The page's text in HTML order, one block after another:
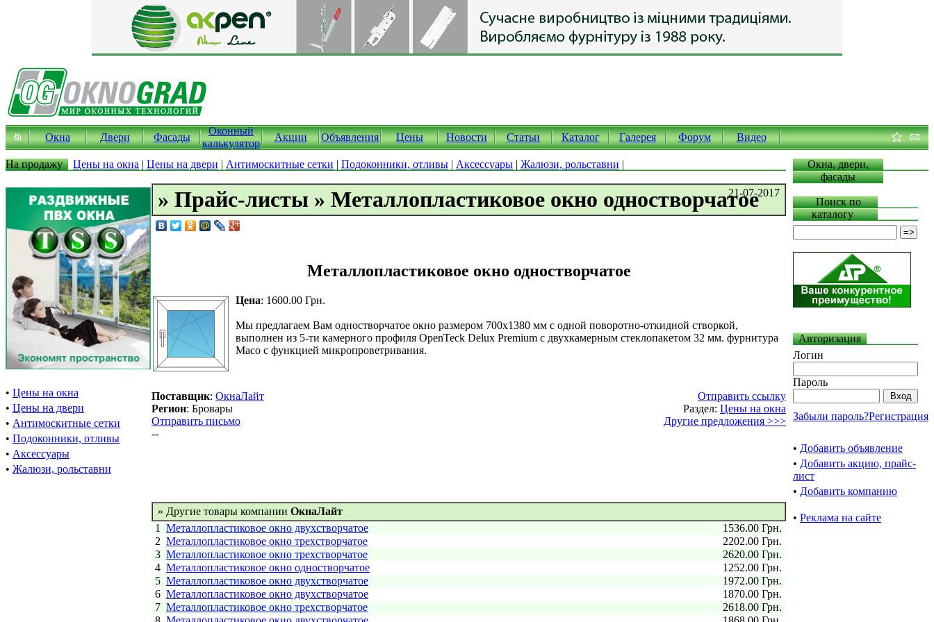
Окна Двери Фасады
Оконный
калькулятор
Акции Объявления Цены Новости Статьи Каталог Галерея Форум Видео
На продажу Цены на окна | Цены на двери | Антимоскитные сетки | Подоконники, отливы | Аксессуары | Жалюзи, рольставни |
• Цены на окна
• Цены на двери
• Антимоскитные сетки
• Подоконники, отливы
• Аксессуары
• Жалюзи, рольставни
» Прайс-листы » Металлопластиковое окно одностворчатое
21-07-2017
Металлопластиковое окно одностворчатое
Цена: 1600.00 Грн.
Мы предлагаем Вам одностворчатое окно размером 700х1380 мм с одной поворотно-откидной створкой,
выполнен из 5-ти камерного профиля OpenTeck Delux Premium с двухкамерным стеклопакетом 32 мм. фурнитура
Maco с функцией микропроветривания.
Поставщик: ОкнаЛайт
Регион: Бровары
Отправить письмо
Отправить ссылку
Раздел: Цены на окна
Другие предложения >>>
--
» Другие товары компании ОкнаЛайт
1
Металлопластиковое окно двухстворчатое
1536.00 Грн.
2 Металлопластиковое окно трехстворчатое
2202.00 Грн.
3 Металлопластиковое окно трехстворчатое
2620.00 Грн.
4 Металлопластиковое окно одностворчатое
1252.00 Грн.
5 Металлопластиковое окно двухстворчатое
1972.00 Грн.
6 Металлопластиковое окно двухстворчатое
1870.00 Грн.
7 Металлопластиковое окно трехстворчатое
2618.00 Грн.
Окна, двери,
фасады
Поиск по
каталогу
Авторизация
Логин
Пароль
Забыли пароль?Регистрация
• Добавить объявление
• Добавить акцию, прайс-
лист
• Добавить компанию
• Реклама на сайте